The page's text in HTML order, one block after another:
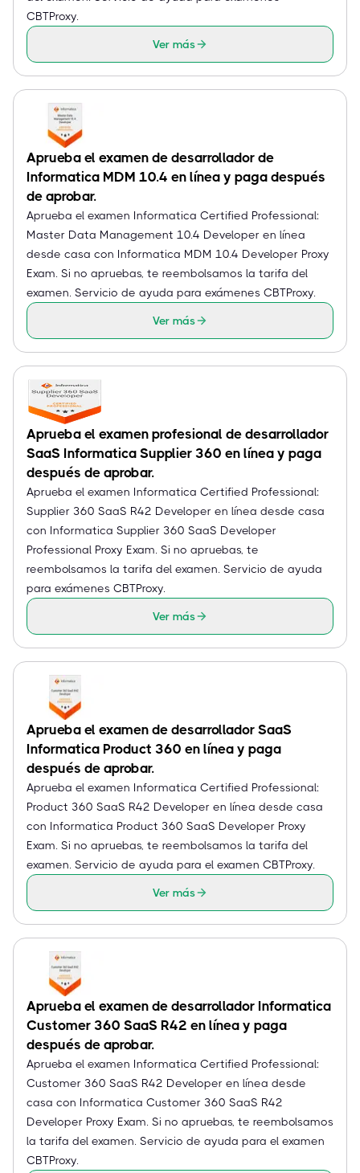
CBTProxy.
Ver más
Aprueba el examen de desarrollador de
Informatica MDM 10.4 en línea y paga después
de aprobar.
Aprueba el examen Informatica Certified Professional:
Master Data Management 10.4 Developer en línea
desde casa con Informatica MDM 10.4 Developer Proxy
Exam. Si no apruebas, te reembolsamos la tarifa del
examen. Servicio de ayuda para exámenes CBTProxy.
Ver más
Aprueba el examen profesional de desarrollador
SaaS Informatica Supplier 360 en línea y paga
después de aprobar.
Aprueba el examen Informatica Certified Professional:
Supplier 360 SaaS R42 Developer en línea desde casa
con Informatica Supplier 360 SaaS Developer
Professional Proxy Exam. Si no apruebas, te
reembolsamos la tarifa del examen. Servicio de ayuda
para exámenes CBTProxy.
Ver más
Aprueba el examen de desarrollador SaaS
Informatica Product 360 en línea y paga
después de aprobar.
Aprueba el examen Informatica Certified Professional:
Product 360 SaaS R42 Developer en línea desde casa
con Informatica Product 360 SaaS Developer Proxy
Exam. Si no apruebas, te reembolsamos la tarifa del
examen. Servicio de ayuda para el examen CBTProxy.
Ver más
Aprueba el examen de desarrollador Informatica
Customer 360 SaaS R42 en línea y paga
después de aprobar.
Aprueba el examen Informatica Certified Professional:
Customer 360 SaaS R42 Developer en línea desde
casa con Informatica Customer 360 SaaS R42
Developer Proxy Exam. Si no apruebas, te reembolsamos
la tarifa del examen. Servicio de ayuda para el examen
CBTProxy.